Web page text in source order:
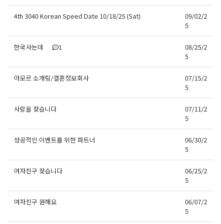
4th 3040 Korean Speed Date 10/18/25 (Sat)
09/02/2
5
한국사는데 1
08/25/2
5
아모르 소개팅/결혼정보회사
07/15/2
5
사람을 찾습니다
07/11/2
5
성공적인 이벤트를 위한 파트너
06/30/2
5
여자친구 찾습니다
06/25/2
5
여자친구 원해요
06/07/2
5